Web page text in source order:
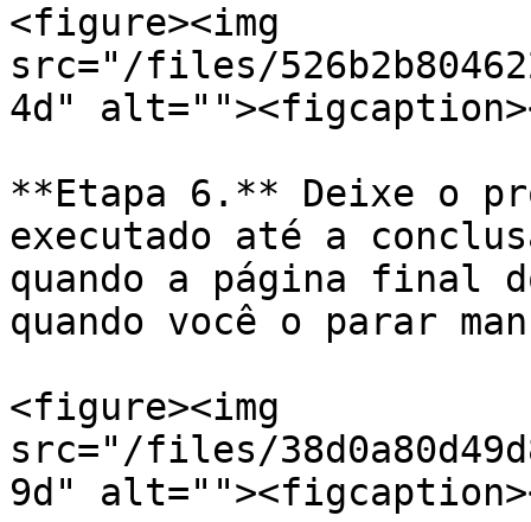
<figure><img
src="/files/
4d"
**Etapa 6.** Deixe o
executado até a
quando a página final
quando você o parar
<figure><img
src="/files/
9d"